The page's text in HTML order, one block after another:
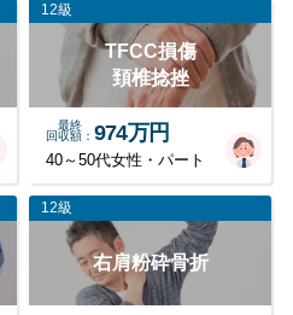
12級
TFCC損傷
頚椎捻挫
最終
回収額
974万円
40～50代女性・パート
12級
右肩粉砕骨折